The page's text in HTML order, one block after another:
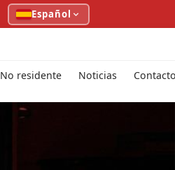
Español
No residente Noticias